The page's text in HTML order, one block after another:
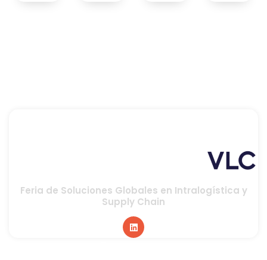
Feria de Soluciones Globales en Intralogística y
Supply Chain